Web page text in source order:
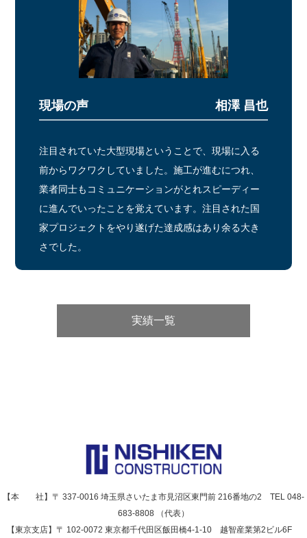
相澤 昌也
注目されていた大型現場ということで、現場に入る
前からワクワクしていました。施工が進むにつれ、
業者同士もコミュニケーションがとれスピーディー
に進んでいったことを覚えています。注目された国
家プロジェクトをやり遂げた達成感はあり余る大き
さでした。
実績一覧
【本 社】〒 337-0016 埼玉県さいたま市見沼区東門前 216番地の2 TEL 048-
683-8808 （代表）
【東京支店】〒 102-0072 東京都千代田区飯田橋4-1-10 越智産業第2ビル6F